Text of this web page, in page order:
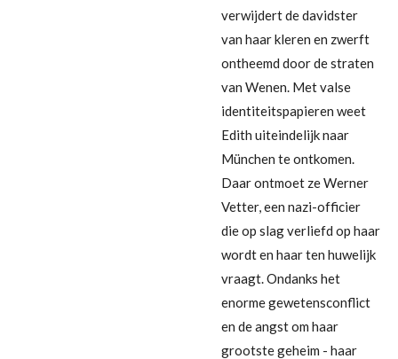
verwijdert de davidster
van haar kleren en zwerft
ontheemd door de straten
van Wenen. Met valse
identiteitspapieren weet
Edith uiteindelijk naar
München te ontkomen.
Daar ontmoet ze Werner
Vetter, een nazi-officier
die op slag verliefd op haar
wordt en haar ten huwelijk
vraagt. Ondanks het
enorme gewetensconflict
en de angst om haar
grootste geheim - haar